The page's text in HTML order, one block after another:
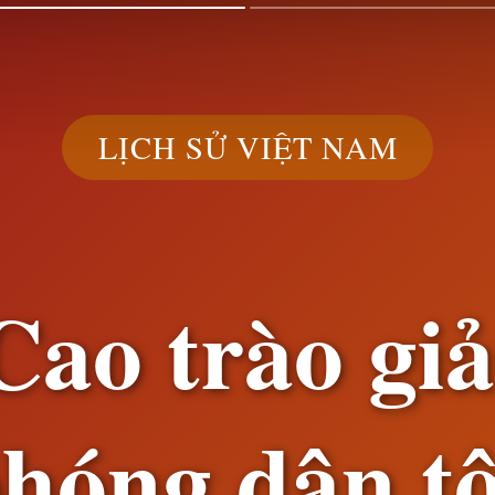
LỊCH SỬ VIỆT NAM
trào